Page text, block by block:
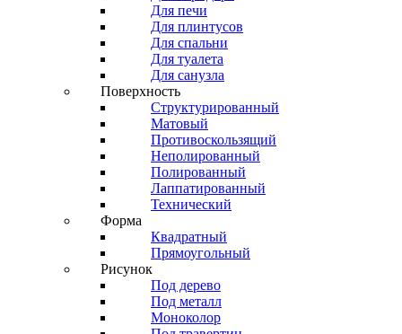
Для печи
Для плинтусов
Для спальни
Для туалета
Для санузла
Поверхность
Структурированный
Матовый
Противоскользящий
Неполированный
Полированный
Лаппатированный
Технический
Форма
Квадратный
Прямоугольный
Рисунок
Под дерево
Под металл
Моноколор